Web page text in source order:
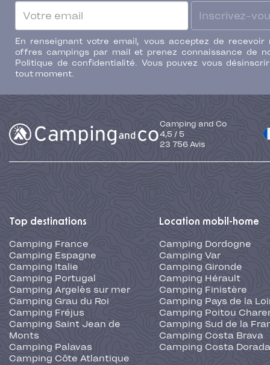
Inscrivez-
En renseignant votre email, vous acceptez de recevoir
offres campings par mail et prenez connaissance de
Politique de confidentialité. Vous pouvez vous
tout moment.
Camping and Co
4,5 / 5
23 756Avis
Top destinations
Camping France
Camping Espagne
Camping Italie
Camping Portugal
Camping Argelès sur mer
Camping Grau du Roi
Camping Fréjus
Camping Saint Jean de
Monts
Camping Palavas
Camping Côte Atlantique
Location mobil-home
Camping Dordogne
Camping Var
Camping Gironde
Camping Hérault
Camping Finistère
Camping Pays de la
Camping Poitou
Camping Sud de la
Camping Costa Brava
Camping Costa Dorada